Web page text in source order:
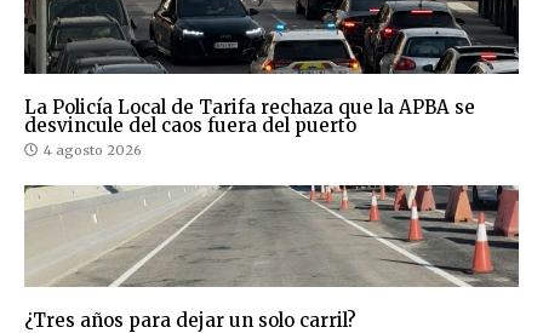
La Policía Local de Tarifa rechaza que la APBA se
desvincule del caos fuera del puerto
4 agosto 2026
¿Tres años para dejar un solo carril?